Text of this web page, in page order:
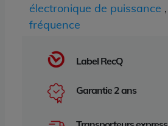
électronique de puissance ,
fréquence
Label RecQ
Garantie 2 ans